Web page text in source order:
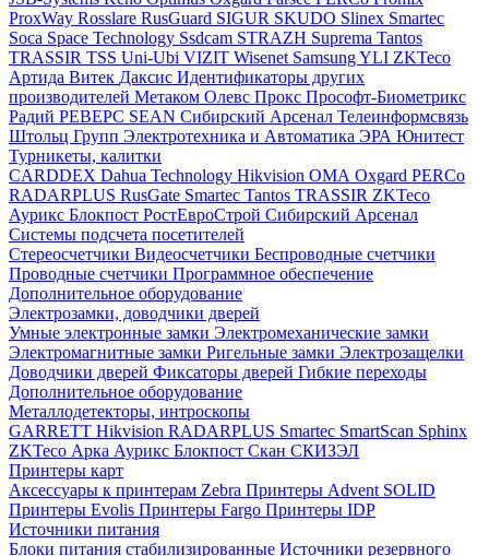
ProxWay Rosslare RusGuard SIGUR SKUDO Slinex Smartec
Soca Space Technology Ssdcam STRAZH Suprema Tantos
TRASSIR TSS Uni-Ubi VIZIT Wisenet SamsungYLI ZKTeco
Артида Витек Даксис Идентификаторы других
производителей Метаком Олевс Прокс Прософт-Биометрикс
Радий РЕВЕРС SEAN Сибирский Арсенал Телеинформсвязь
Штольц Групп Электротехника и Автоматика ЭРА Юнитест
Турникеты, калитки
CARDDEX Dahua Technology Hikvision ОМА Oxgard PERCo
RADARPLUS RusGate Smartec Tantos TRASSIR ZKTeco
Аурикс Блокпост РостЕвроСтрой Сибирский Арсенал
Системы подсчета посетителей
Стереосчетчики Видеосчетчики Беспроводные счетчики
Проводные счетчики Программное обеспечение
Дополнительное оборудование
Электрозамки, доводчики дверей
Умные электронные замки Электромеханические замки
Электромагнитные замки Ригельные замки Электрозащелки
Доводчики дверей Фиксаторы дверей Гибкие переходы
Дополнительное оборудование
Металлодетекторы, интроскопы
GARRETT Hikvision RADARPLUS Smartec SmartScan Sphinx
ZKTeco Арка Аурикс Блокпост Скан СКИЗЭЛ
Принтеры карт
Аксессуары к принтерам Zebra Принтеры Advent SOLID
Принтеры Evolis Принтеры Fargo Принтеры IDP
Источники питания
Блоки питания стабилизированные Источники резервного